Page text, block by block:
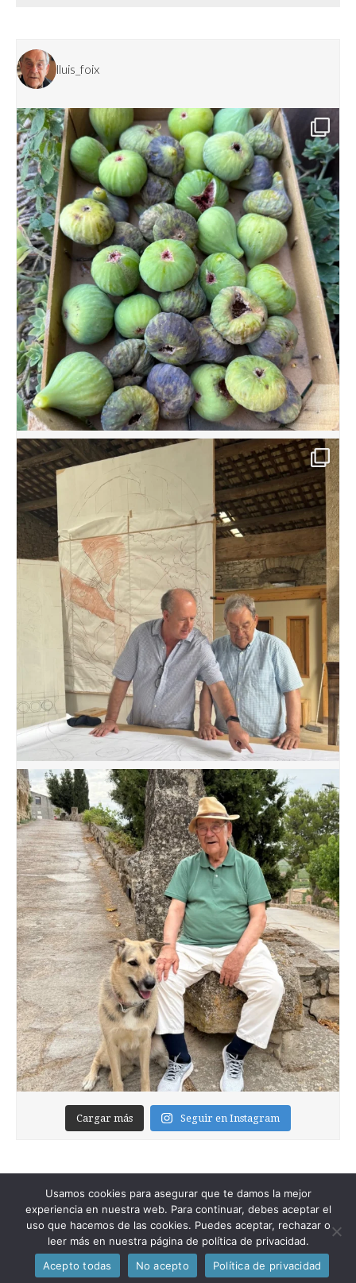
lluis_foix
Cargar más Seguir en Instagram
Copyright © 2026 Foixblog
. All Rights Reserved.
The Magazine Premium Theme bybavotasan.com.
Usamos cookies para asegurar que te damos la mejor
experiencia en nuestra web. Para continuar, debes aceptar el
uso que hacemos de las cookies. Puedes aceptar, rechazar o
leer más en nuestra página de política de privacidad.
Acepto todas
No acepto Política de privacidad